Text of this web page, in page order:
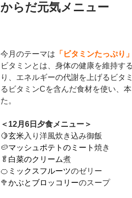
からだ元気メニュー
今月のテーマは 「ビタミンたっぷり
ビタミンとは、身体の健康を維持す
り、エネルギーの代謝を上げるビタ
るビタミンCを含んだ食材を使い、
た。
＜12月6日夕食メニュー＞
🍋玄米入り洋風炊き込み御飯
🥔マッシュポテトのミート 焼き
🥬 白菜のクリーム煮
🍊 ミックスフルーツのゼリー
🥦かぶとブロッコリーのスープ